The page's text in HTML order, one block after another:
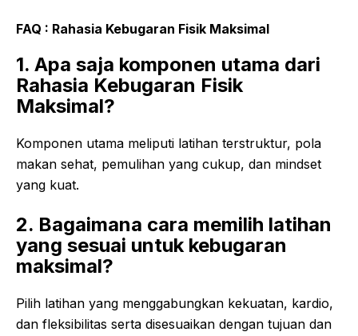
FAQ : Rahasia Kebugaran Fisik Maksimal
1. Apa saja komponen utama dari
Rahasia Kebugaran Fisik
Maksimal?
Komponen utama meliputi latihan terstruktur, pola
makan sehat, pemulihan yang cukup, dan mindset
yang kuat.
2. Bagaimana cara memilih latihan
yang sesuai untuk kebugaran
maksimal?
Pilih latihan yang menggabungkan kekuatan, kardio,
dan fleksibilitas serta disesuaikan dengan tujuan dan